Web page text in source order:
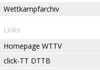
Wettkampfarchiv
Links
Homepage WTTV
click-TT DTTB